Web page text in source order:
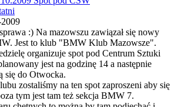
:) Na mazowszu zawiązał się nowy
Jest to klub "BMW Klub Mazowsze".
organizuje spot pod Centrum Sztuki
jest na godzinę 14 a następnie
się do Otwocka.
zostaliśmy na ten spot zaproszeni aby się
tym jest tam też sekcja BMW 7.